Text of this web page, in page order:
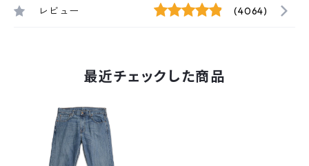
レビュー (4064)
最近チェックした商品